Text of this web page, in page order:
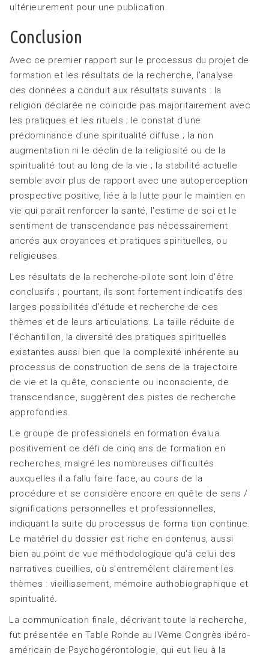
ultérieurement pour une publication.
Conclusion
Avec ce premier rapport sur le processus du projet de
formation et les résultats de la recherche, l'analyse
des données a conduit aux résultats suivants : la
religion déclarée ne coïncide pas majoritairement avec
les pratiques et les rituels ; le constat d'une
prédominance d'une spiritualité diffuse ; la non
augmentation ni le déclin de la religiosité ou de la
spiritualité tout au long de la vie ; la stabilité actuelle
semble avoir plus de rapport avec une autoperception
prospective positive, liée à la lutte pour le maintien en
vie qui paraît renforcer la santé, l'estime de soi et le
sentiment de transcendance pas nécessairement
ancrés aux croyances et pratiques spirituelles, ou
religieuses.
Les résultats de la recherche-pilote sont loin d'être
conclusifs ; pourtant, ils sont fortement indicatifs des
larges possibilités d'étude et recherche de ces
thèmes et de leurs articulations. La taille réduite de
l'échantillon, la diversité des pratiques spirituelles
existantes aussi bien que la complexité inhérente au
processus de construction de sens de la trajectoire
de vie et la quête, consciente ou inconsciente, de
transcendance, suggèrent des pistes de recherche
approfondies.
Le groupe de professionels en formation évalua
positivement ce défi de cinq ans de formation en
recherches, malgré les nombreuses difficultés
auxquelles il a fallu faire face, au cours de la
procédure et se considère encore en quête de sens /
significations personnelles et professionnelles,
indiquant la suite du processus de forma tion continue.
Le matériel du dossier est riche en contenus, aussi
bien au point de vue méthodologique qu'à celui des
narratives cueillies, où s'entremêlent clairement les
thèmes : vieillissement, mémoire authobiographique et
spiritualité.
La communication finale, décrivant toute la recherche,
fut présentée en Table Ronde au IVème Congrès ibéro-
américain de Psychogérontologie, qui eut lieu à la